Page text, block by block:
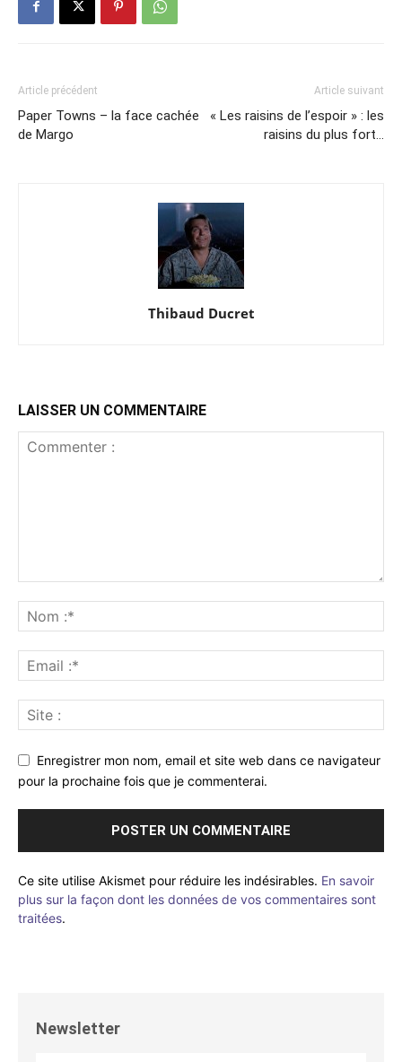
Article précédent
Paper Towns – la face cachée
de Margo
Article suivant
« Les raisins de l’espoir » : les
raisins du plus fort…
Thibaud Ducret
LAISSER UN COMMENTAIRE
Enregistrer mon nom, email et site web dans ce navigateur
pour la prochaine fois que je commenterai.
Ce site utilise Akismet pour réduire les indésirables. En savoir
plus sur la façon dont les données de vos commentaires sont
traitées.
Newsletter